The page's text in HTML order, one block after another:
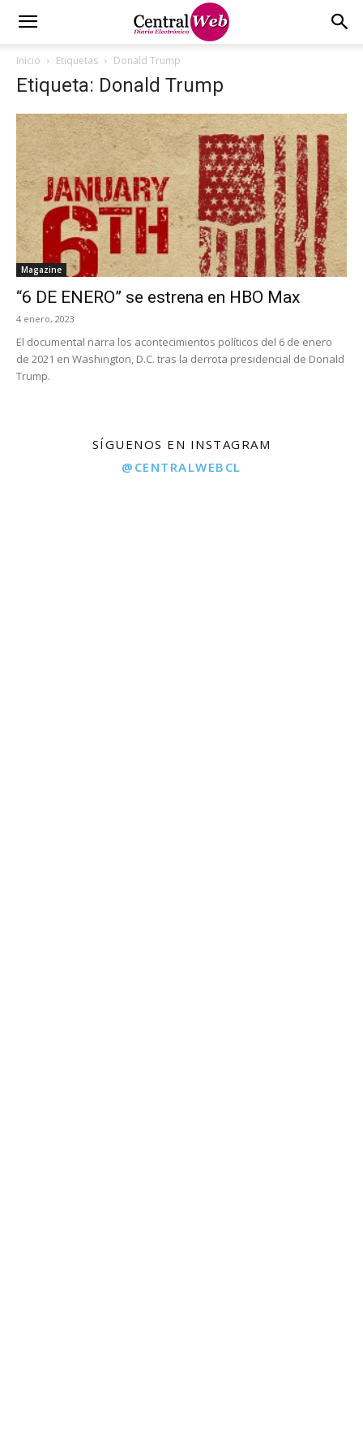
Inicio Etiquetas Donald Trump
Etiqueta: Donald Trump
Magazine
“6 DE ENERO” se estrena en HBO Max
4 enero, 2023
El documental narra los acontecimientos políticos del 6 de enero
de 2021 en Washington, D.C. tras la derrota presidencial de Donald
Trump.
SÍGUENOS EN INSTAGRAM
@CENTRALWEBCL